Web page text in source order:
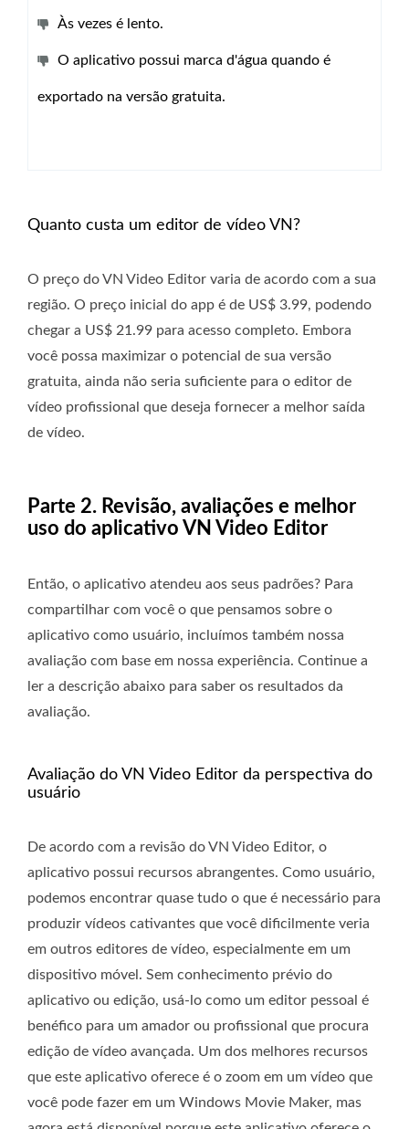
Às vezes é lento.
O aplicativo possui marca d'água quando é
exportado na versão gratuita.
Quanto custa um editor de vídeo VN?
O preço do VN Video Editor varia de acordo com a sua
região. O preço inicial do app é de US$ 3.99, podendo
chegar a US$ 21.99 para acesso completo. Embora
você possa maximizar o potencial de sua versão
gratuita, ainda não seria suficiente para o editor de
vídeo profissional que deseja fornecer a melhor saída
de vídeo.
Parte 2. Revisão, avaliações e melhor
uso do aplicativo VN Video Editor
Então, o aplicativo atendeu aos seus padrões? Para
compartilhar com você o que pensamos sobre o
aplicativo como usuário, incluímos também nossa
avaliação com base em nossa experiência. Continue a
ler a descrição abaixo para saber os resultados da
avaliação.
Avaliação do VN Video Editor da perspectiva do
usuário
De acordo com a revisão do VN Video Editor, o
aplicativo possui recursos abrangentes. Como usuário,
podemos encontrar quase tudo o que é necessário para
produzir vídeos cativantes que você dificilmente veria
em outros editores de vídeo, especialmente em um
dispositivo móvel. Sem conhecimento prévio do
aplicativo ou edição, usá-lo como um editor pessoal é
benéfico para um amador ou profissional que procura
edição de vídeo avançada. Um dos melhores recursos
que este aplicativo oferece é o zoom em um vídeo que
você pode fazer em um Windows Movie Maker, mas